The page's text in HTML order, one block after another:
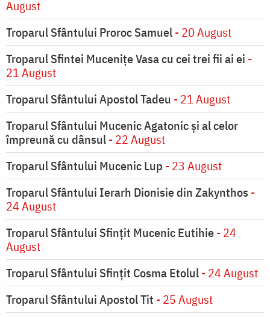
August
Troparul Sfântului Proroc Samuel- 20 August
Troparul Sfintei Muceniţe Vasa cu cei trei fii ai ei -
21 August
Troparul Sfântului Apostol Tadeu - 21 August
Troparul Sfântului Mucenic Agatonic şi al celor
împreună cu dânsul- 22 August
Troparul Sfântului Mucenic Lup - 23 August
Troparul Sfântului Ierarh Dionisie din Zakynthos -
24 August
Troparul Sfântului Sfinţit Mucenic Eutihie- 24
August
Troparul Sfântului Sfinţit Cosma Etolul- 24 August
Troparul Sfântului Apostol Tit - 25 August